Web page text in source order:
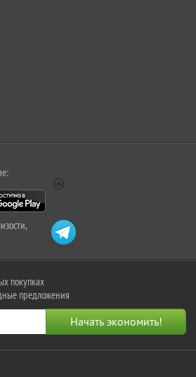
покупках
предложения